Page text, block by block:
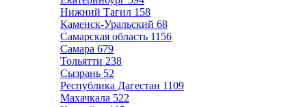
Нижний Тагил 158
Каменск-Уральский 68
Самарская область 1156
Самара 679
Тольятти 238
Сызрань 52
Республика Дагестан 1109
Махачкала 522